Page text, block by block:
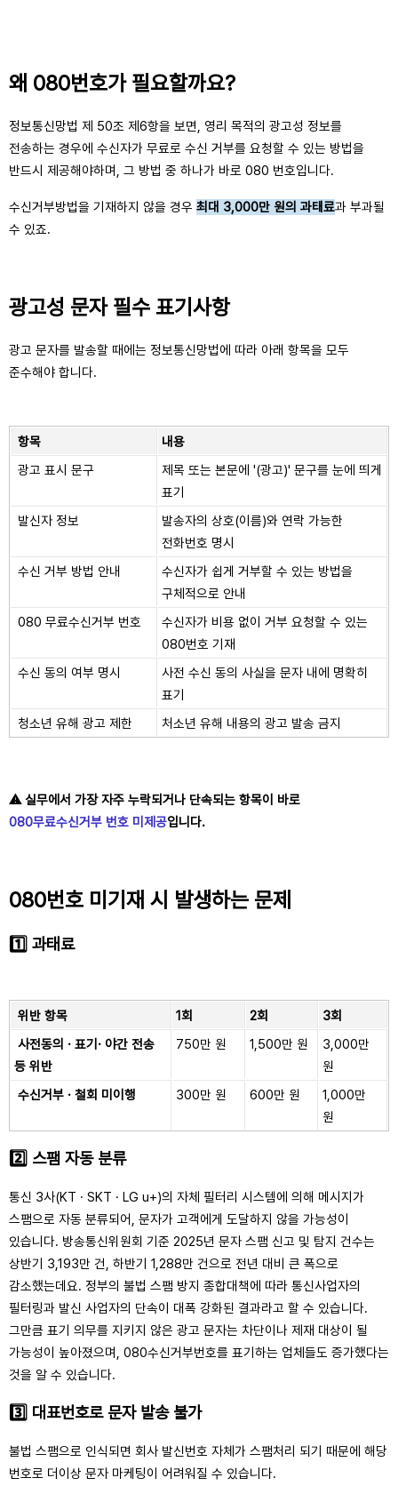
왜 080번호가 필요할까요?
정보통신망법 제 50조 제6항을 보면, 영리 목적의 광고성 정보를
전송하는 경우에 수신자가 무료로 수신 거부를 요청할 수 있는 방법을
반드시 제공해야하며, 그 방법 중 하나가 바로 080 번호입니다.
수신거부방법을 기재하지 않을 경우 최대 3,000만 원의 과태료과 부과될
수 있죠.
광고성 문자 필수 표기사항
광고 문자를 발송할 때에는 정보통신망법에 따라 아래 항목을 모두
준수해야 합니다.
항목
내용
광고 표시 문구
제목 또는 본문에 '(광고)' 문구를 눈에 띄게
표기
발신자 정보
발송자의 상호(이름)와 연락 가능한
전화번호 명시
수신 거부 방법 안내
수신자가 쉽게 거부할 수 있는 방법을
구체적으로 안내
080 무료수신거부 번호
수신자가 비용 없이 거부 요청할 수 있는
080번호 기재
수신 동의 여부 명시
사전 수신 동의 사실을 문자 내에 명확히
표기
청소년 유해 광고 제한
처소년 유해 내용의 광고 발송 금지
⚠️ 실무에서 가장 자주 누락되거나 단속되는 항목이 바로
080무료수신거부 번호 미제공입니다.
080번호 미기재 시 발생하는 문제
1️⃣ 과태료
위반 항목 1회 2회
3회
사전동의 · 표기· 야간 전송
등 위반
750만 원 1,500만 원
3,000만
원
수신거부 · 철회 미이행
300만 원 600만 원
1,000만
원
2️⃣ 스팸 자동 분류
통신 3사(KT · SKT · LG u+)의 자체 필터리 시스템에 의해 메시지가
스팸으로 자동 분류되어, 문자가 고객에게 도달하지 않을 가능성이
있습니다. 방송통신위원회 기준 2025년 문자 스팸 신고 및 탐지 건수는
상반기 3,193만 건, 하반기 1,288만 건으로 전년 대비 큰 폭으로
감소했는데요. 정부의 불법 스팸 방지 종합대책에 따라 통신사업자의
필터링과 발신 사업자의 단속이 대폭 강화된 결과라고 할 수 있습니다.
그만큼 표기 의무를 지키지 않은 광고 문자는 차단이나 제재 대상이 될
가능성이 높아졌으며, 080수신거부번호를 표기하는 업체들도 증가했다는
것을 알 수 있습니다.
3️⃣ 대표번호로 문자 발송 불가
불법 스팸으로 인식되면 회사 발신번호 자체가 스팸처리 되기 때문에 해당
번호로 더이상 문자 마케팅이 어려워질 수 있습니다.